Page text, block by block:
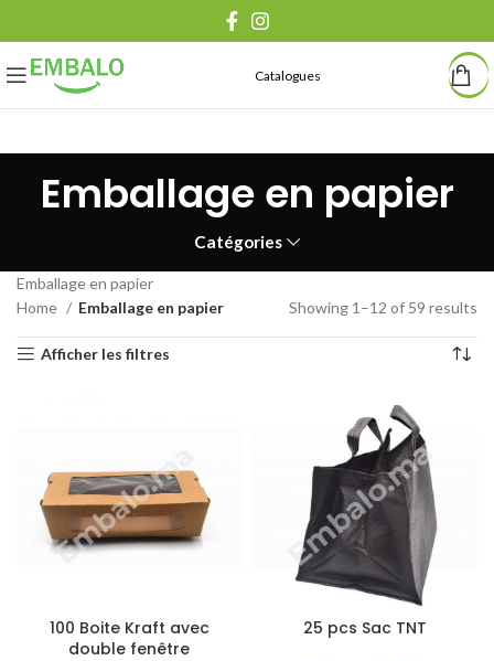
Catalogues
Emballage en papier
Catégories
Emballage en papier
Home
Emballage en papier Showing 1–12 of 59 results
Afficher les filtres
100 Boite Kraft avec
double fenêtre
25 pcs Sac TNT